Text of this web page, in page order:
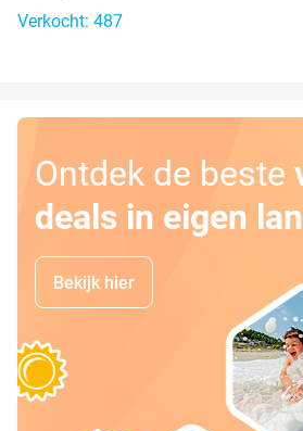
Verkocht: 487
Ontdek de beste
deals in eigen
Bekijk hier